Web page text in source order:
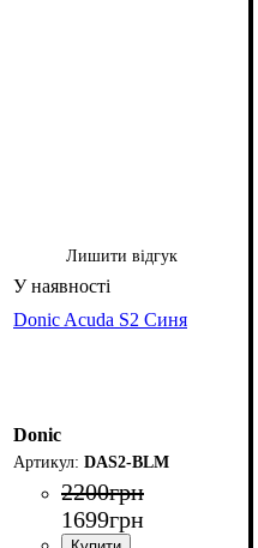
Лишити відгук
Donic Acuda S2 Синя
Donic
DAS2-BLM
2200грн
1699грн